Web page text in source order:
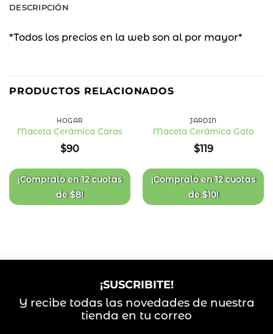
DESCRIPCIÓN
*Todos los precios en la web son al por mayor*
PRODUCTOS RELACIONADOS
de
deseos
HOGAR
Maceta Cerámica Caras
$90
¡Compralo en12 cuotas
de$8!
de
deseos
JARDÍN
Maceta Cerámica Gato
$119
¡Compralo en12 cuotas
de$10!
¡SUSCRIBITE!
Y recibe todas las novedades de nuestra
tienda en tu correo